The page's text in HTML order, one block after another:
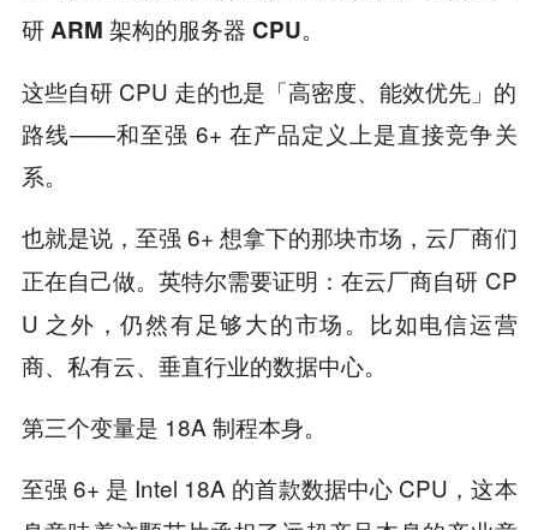
研 ARM 架构的服务器 CPU。
这些自研 CPU 走的也是「高密度、能效优先」的
路线——和至强 6+ 在产品定义上是直接竞争关
系。
也就是说，至强 6+ 想拿下的那块市场， 云厂商们
正在自己做。英特尔需要证明：在云厂商自研 CP
U 之外，仍然有足够大的市场。比如电信运营
商、私有云、垂直行业的数据中心。
第三个变量是 18A 制程本身。
至强 6+ 是 Intel 18A 的首款数据中心 CPU，这本